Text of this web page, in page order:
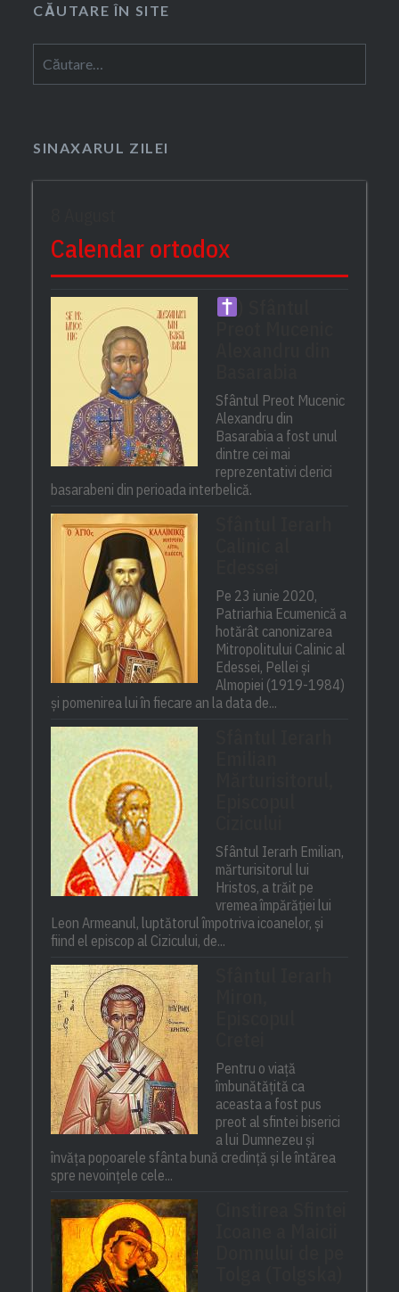
CĂUTARE ÎN SITE
după:
SINAXARUL ZILEI
Calendar ortodox
Sfântul Preot Mucenic
Alexandru din
Basarabia a fost unul
dintre cei mai
reprezentativi clerici
basarabeni din perioada interbelică.
Pe 23 iunie 2020,
Patriarhia Ecumenică a
hotărât canonizarea
Mitropolitului Calinic al
Edessei, Pellei și
Almopiei (1919-1984)
și pomenirea lui în fiecare an la data de...
Sfântul Ierarh Emilian,
mărturisitorul lui
Hristos, a trăit pe
vremea împărăției lui
Leon Armeanul, luptătorul împotriva icoanelor, și
fiind el episcop al Cizicului, de...
Pentru o viață
îmbunătățită ca
aceasta a fost pus
preot al sfintei biserici
a lui Dumnezeu și
învăța popoarele sfânta bună credință și le întărea
spre nevoințele cele...